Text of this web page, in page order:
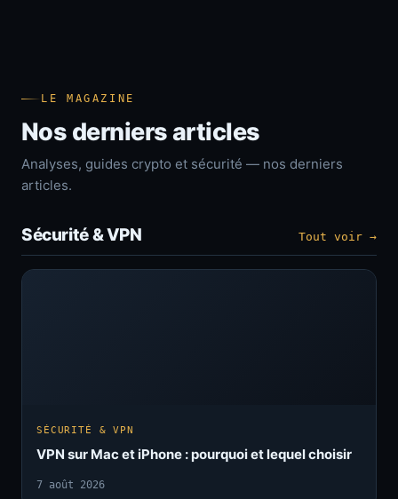
LE MAGAZINE
Nos derniers articles
Analyses, guides crypto et sécurité — nos derniers
articles.
Sécurité & VPN Tout voir →
SÉCURITÉ & VPN
VPN sur Mac et iPhone : pourquoi et lequel choisir
7 août 2026